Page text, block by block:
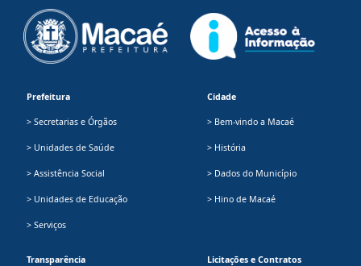
Prefeitura
> Secretarias e Órgãos
> Unidades de Saúde
> Assistência Social
> Unidades de Educação
> Serviços
Cidade
> Bem-vindo a Macaé
> História
> Dados do Município
> Hino de Macaé
Transparência Licitações e Contratos